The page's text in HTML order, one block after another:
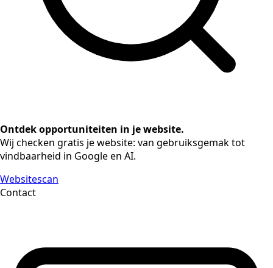
Ontdek opportuniteiten in je website.
Wij checken gratis je website: van gebruiksgemak tot
vindbaarheid in Google en AI.
Websitescan
Contact